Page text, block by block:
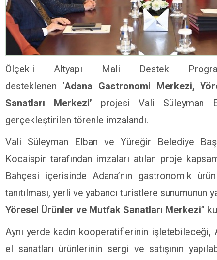
Ölçekli Altyapı Mali Destek
desteklenen ‘Adana Gastronomi Merkezi,
Sanatları Merkezi’ projesi Vali Süleyman
gerçekleştirilen törenle imzalandı.
Vali Süleyman Elban ve Yüreğir Belediye
Kocaispir tarafından imzaları atılan proje
Bahçesi içerisinde Adana’nın gastronomik
tanıtılması, yerli ve yabancı turistlere sunumunun
Yöresel Ürünler ve Mutfak Sanatları Merkezi”
Aynı yerde kadın kooperatiflerinin işletebileceği,
el sanatları ürünlerinin sergi ve satışının